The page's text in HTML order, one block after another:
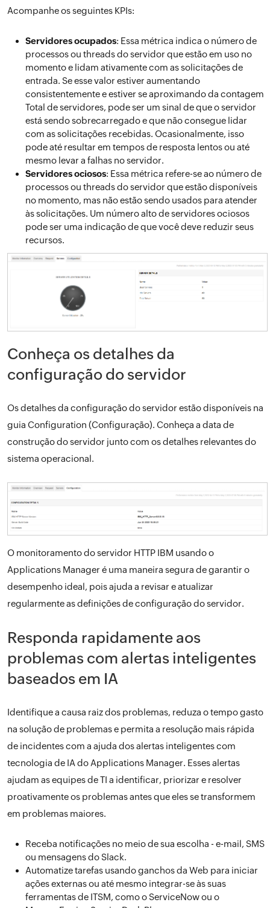
Acompanhe os seguintes KPIs:
Servidores ocupados: Essa métrica indica o número de
processos ou threads do servidor que estão em uso no
momento e lidam ativamente com as solicitações de
entrada. Se esse valor estiver aumentando
consistentemente e estiver se aproximando da contagem
Total de servidores, pode ser um sinal de que o servidor
está sendo sobrecarregado e que não consegue lidar
com as solicitações recebidas. Ocasionalmente, isso
pode até resultar em tempos de resposta lentos ou até
mesmo levar a falhas no servidor.
Servidores ociosos: Essa métrica refere-se ao número de
processos ou threads do servidor que estão disponíveis
no momento, mas não estão sendo usados para atender
às solicitações. Um número alto de servidores ociosos
pode ser uma indicação de que você deve reduzir seus
recursos.
Conheça os detalhes da
configuração do servidor
Os detalhes da configuração do servidor estão disponíveis na
guia Configuration (Configuração). Conheça a data de
construção do servidor junto com os detalhes relevantes do
sistema operacional.
O monitoramento do servidor HTTP IBM usando o
Applications Manager é uma maneira segura de garantir o
desempenho ideal, pois ajuda a revisar e atualizar
regularmente as definições de configuração do servidor.
Responda rapidamente aos
problemas com alertas inteligentes
baseados em IA
Identifique a causa raiz dos problemas, reduza o tempo gasto
na solução de problemas e permita a resolução mais rápida
de incidentes com a ajuda dos alertas inteligentes com
tecnologia de IA do Applications Manager. Esses alertas
ajudam as equipes de TI a identificar, priorizar e resolver
proativamente os problemas antes que eles se transformem
em problemas maiores.
Receba notificações no meio de sua escolha - e-mail, SMS
ou mensagens do Slack.
Automatize tarefas usando ganchos da Web para iniciar
ações externas ou até mesmo integrar-se às suas
ferramentas de ITSM, como o ServiceNow ou o